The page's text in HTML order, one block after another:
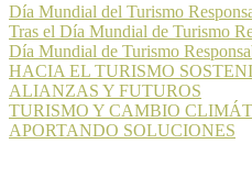
Día Mundial del Turismo
Tras el Día Mundial de Turismo
Día Mundial de Turismo
HACIA EL TURISMO
ALIANZAS Y FUTUROS
TURISMO Y CAMBIO
APORTANDO SOLUCIONES